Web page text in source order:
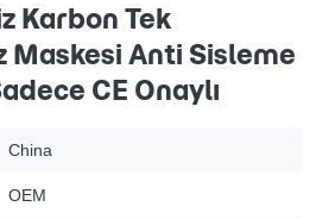
Karbon Tek
Maskesi Anti Sisleme
CE Onaylı
China
OEM